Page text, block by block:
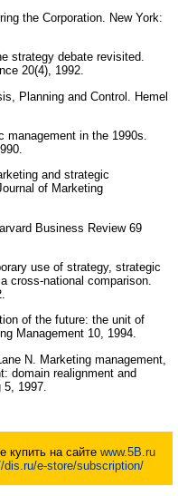
the Corporation. New York:
strategy debate revisited.
20(4), 1992.
Planning and Control. Hemel
in the 1990s.
and strategic
of Marketing
Business Review 69
use of strategy, strategic
cross-national comparison.
of the future: the unit of
Management 10, 1994.
N. Marketing management,
domain realignment and
1997.
на сайте www.5B.ru
dis.ru/e-store/subscription/